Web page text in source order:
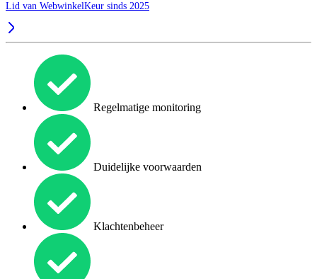
Lid van WebwinkelKeur sinds 2025
Regelmatige monitoring
Duidelijke voorwaarden
Klachtenbeheer